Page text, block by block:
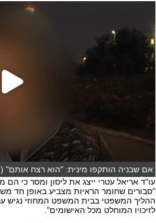
אם שבניה הותקפו מינית: "הוא רצח אותם"
סולומון)
עו"ד אריאל עטרי ייצג את ליסון ומסר כי
"סבורים שחומר הראיות מצביע באופן חד
ההליך המשפטי בבית המשפט המחוזי נגיש
לזיכויו המוחלט מכל האישומים".